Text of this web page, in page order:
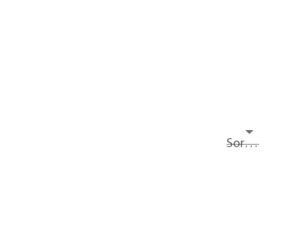
Sortieren nach